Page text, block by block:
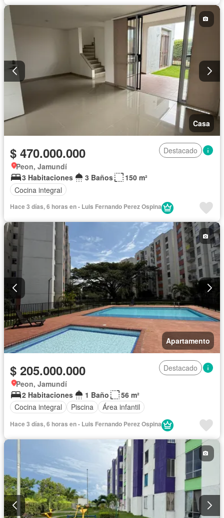
Casa
$ 470.000.000
Destacado
Peon, Jamundí
3 Habitaciones
3 Baños
150 m²
Cocina integral
Hace 3 días, 6 horas en - Luis Fernando Perez Ospina
Apartamento
$ 205.000.000
Destacado
Peon, Jamundí
2 Habitaciones
1 Baño
56 m²
Cocina integral
Piscina Área infantil
Hace 3 días, 6 horas en - Luis Fernando Perez Ospina